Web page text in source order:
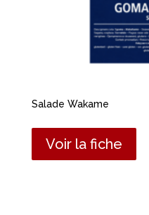
Salade Wakame
Voir la fiche